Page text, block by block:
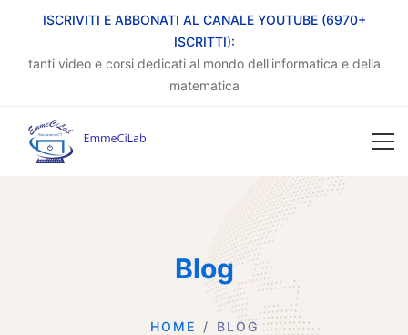
ISCRIVITI E ABBONATI AL CANALE YOUTUBE (6970+
ISCRITTI):
tanti video e corsi dedicati al mondo dell'informatica e della
matematica
Blog
HOME BLOG